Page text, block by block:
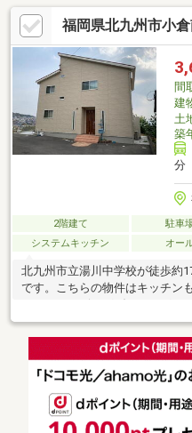
には必ずリビングを通るので、
にコミュニケーションがとれま
いた住環境です○小学校は徒歩
ません
福岡県北九州市小
間
建
土
築
分
2階建て 駐車
システムキッチン
オー
北九州市立湯川中学校が徒歩約
です。こちらの物件はキッチン
間を楽しむことができます。駅
所にある物件です。株式会社
る不動産情報をお探しいただ
ら、お気軽にご連絡ください。